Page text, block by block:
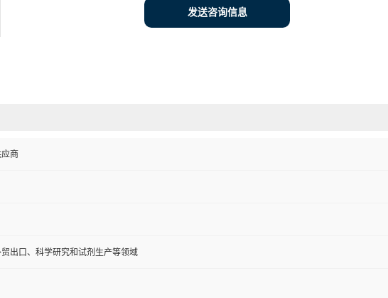
发送咨询信息
商
出口、科学研究和试剂生产等领域